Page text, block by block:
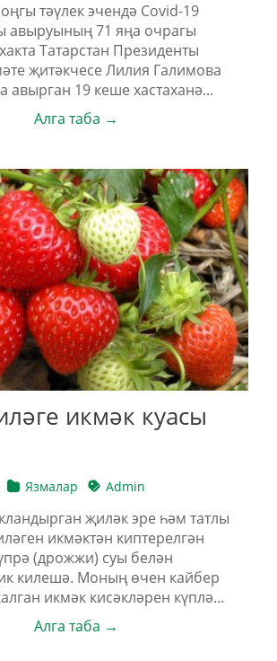
тәүлек эчендә Covid-19
авыруының 71 яңа очрагы
Татарстан Президенты
җитәкчесе Лилия Галимова
авырган 19 кеше хастаханә...
Алга таба →
икмәк куасы
Язмалар Admin
җиләк эре һәм татлы
икмәктән киптерелгән
(дрожжи) суы белән
килешә. Моның өчен кайбер
икмәк кисәкләрен күплә...
Алга таба →